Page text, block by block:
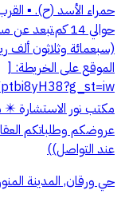
حمراء الأسد (ح). ▪️
(سبعمائة وثلاثون ألف
الموقع على الخريطة: [
مكتب نور الاستشارة
عروضكم وطلباتكم
عند التواصل))
حي ورقان, المدينة